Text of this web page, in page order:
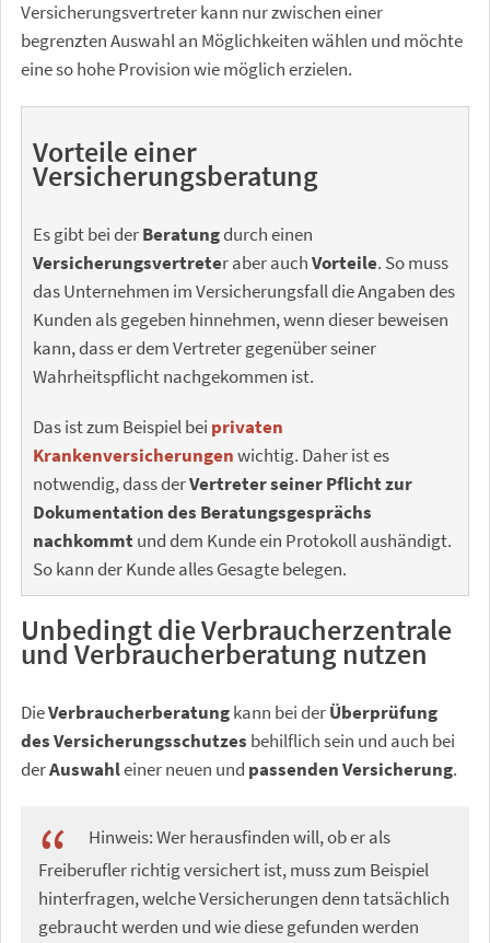
Versicherungsvertreter kann nur zwischen einer
begrenzten Auswahl an Möglichkeiten wählen und möchte
eine so hohe Provision wie möglich erzielen.
Vorteile einer
Versicherungsberatung
Es gibt bei derBeratungdurch einen
Versicherungsvertreter aber auchVorteile. So muss
das Unternehmen im Versicherungsfall die Angaben des
Kunden als gegeben hinnehmen, wenn dieser beweisen
kann, dass er dem Vertreter gegenüber seiner
Wahrheitspflicht nachgekommen ist.
Das ist zum Beispiel bei privaten
Krankenversicherungenwichtig. Daher ist es
notwendig, dass derVertreter seiner Pflicht zur
Dokumentation des Beratungsgesprächs
nachkommt und dem Kunde ein Protokoll aushändigt.
So kann der Kunde alles Gesagte belegen.
Unbedingt die Verbraucherzentrale
und Verbraucherberatung nutzen
DieVerbraucherberatungkann bei derÜberprüfung
des Versicherungsschutzes behilflich sein und auch bei
derAuswahleiner neuen und passendenVersicherung.
Hinweis: Wer herausfinden will, ob er als
Freiberufler richtig versichert ist, muss zum Beispiel
hinterfragen, welche Versicherungen denn tatsächlich
gebraucht werden und wie diese gefunden werden